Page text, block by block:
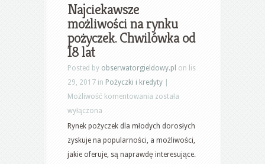
Najciekawsze
możliwości na rynku
pożyczek. Chwilówka od
18 lat
Posted by obserwatorgieldowy.pl on lis
29, 2017 in Pożyczki i kredyty
Możliwość komentowania Najciekawsze
na
rynku
pożyczek.
została
wyłączona
Rynek pożyczek dla młodych dorosłych
zyskuje na popularności, a możliwości,
jakie oferuje, są naprawdę interesujące.